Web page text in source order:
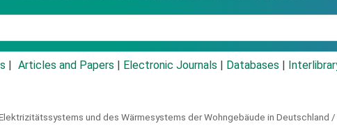
Articles and Papers Electronic Journals Databases
und des Wärmesystems der Wohngebäude in Deutschland /